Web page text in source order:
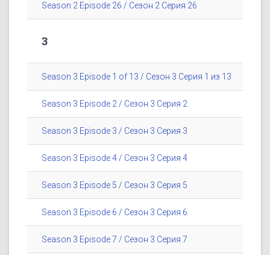
Season 2 Episode 26 / Сезон 2 Серия 26
3
Season 3 Episode 1 of 13 / Сезон 3 Серия 1 из 13
Season 3 Episode 2 / Сезон 3 Серия 2
Season 3 Episode 3 / Сезон 3 Серия 3
Season 3 Episode 4 / Сезон 3 Серия 4
Season 3 Episode 5 / Сезон 3 Серия 5
Season 3 Episode 6 / Сезон 3 Серия 6
Season 3 Episode 7 / Сезон 3 Серия 7